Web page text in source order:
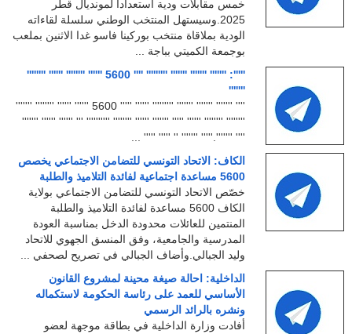
خمس مقابلات ودية استعدادا لمونديال قطر
2025.وسيستهل المنتخب الوطني سلسلة لقاءاته
الودية بملاقاة منتخب بوركينا فاسو غدا الاثنين بملعب
بوجمعة الكميتي بباجة ...
''''': ''''''' ''''''' ''''''' ''''''''' '''' 5600 '''''' '''''''' '''''' ''''''''
'''''''
'''' ''''''' ''''''' ''''''' ''''''''' '''''' ''''' 5600 '''''' '''''' '''''''' '''''''
'''''''' '''''''' '''''' ''''' ''''''' '''''' '''''''' '''''''''' ''' '''''' '''''' '''''''
'''' '''''''.''''' ''''''' '' ''''' ''''' ...
الكاف: الاتحاد التونسي للتضامن الاجتماعي يخصص
5600 مساعدة اجتماعية لفائدة التلاميذ والطلبة
خصّص الاتحاد التونسي للتضامن الاجتماعي بولاية
الكاف 5600 مساعدة لفائدة التلاميذ والطلبة
المنتمين للعائلات محدودة الدخل بمناسبة العودة
المدرسية والجامعية، وفق المنسق الجهوي للاتحاد
وليد الجبالي.وأضاف الجبالي في تصريح لصحفي ...
الداخلية: احالة صيغة محينة لمشروع القانون
الأساسي للعمد على رئاسة الحكومة لاستكماله
ونشره بالرائد الرسمي
أفادت وزارة الداخلية في بطاقة موجهة لعضو